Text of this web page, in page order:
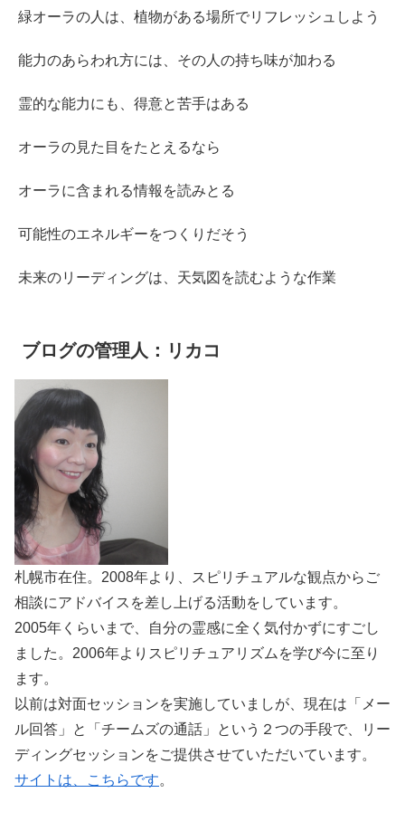
緑オーラの人は、植物がある場所でリフレッシュしよう
能力のあらわれ方には、その人の持ち味が加わる
霊的な能力にも、得意と苦手はある
オーラの見た目をたとえるなら
オーラに含まれる情報を読みとる
可能性のエネルギーをつくりだそう
未来のリーディングは、天気図を読むような作業
ブログの管理人：リカコ
札幌市在住。2008年より、スピリチュアルな観点からご
相談にアドバイスを差し上げる活動をしています。
2005年くらいまで、自分の霊感に全く気付かずにすごし
ました。2006年よりスピリチュアリズムを学び今に至り
ます。
以前は対面セッションを実施していましが、現在は「メー
ル回答」と「チームズの通話」という２つの手段で、リー
ディングセッションをご提供させていただいています。
サイトは、こちらです。